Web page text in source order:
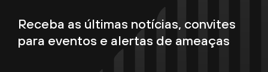
Receba as últimas notícias, convites
para eventos e alertas de ameaças